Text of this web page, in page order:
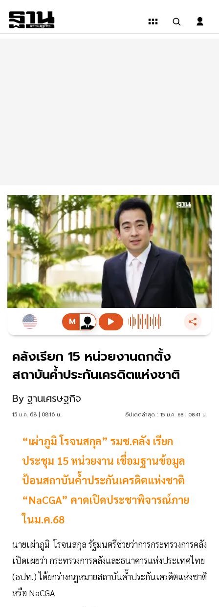
คลังเรียก 15 หน่วยงานถกตั้ง
สถาบันค้ำประกันเครดิตแห่งชาติ
By ฐานเศรษฐกิจ
15 ม.ค. 68 | 08:16 น. อัปเดตล่าสุด : 15 ม.ค. 68 | 08:41 น.
“เผ่าภูมิ โรจนสกุล” รมช.คลัง เรียก
ประชุม 15 หน่วยงาน เชื่อมฐานข้อมูล
ป้อนสถาบันค้ำประกันเครดิตแห่งชาติ
“NaCGA” คาดเปิดประชาพิจารณ์ภาย
ในม.ค.68
นายเผ่าภูมิ โรจนสกุล รัฐมนตรีช่วยว่าการกระทรวงการคลัง
เปิดเผยว่า กระทรวงการคลังและธนาคารแห่งประเทศไทย
(ธปท.) ได้ยกร่างกฎหมายสถาบันค้ำประกันเครดิตแห่งชาติ
หรือ NaCGA